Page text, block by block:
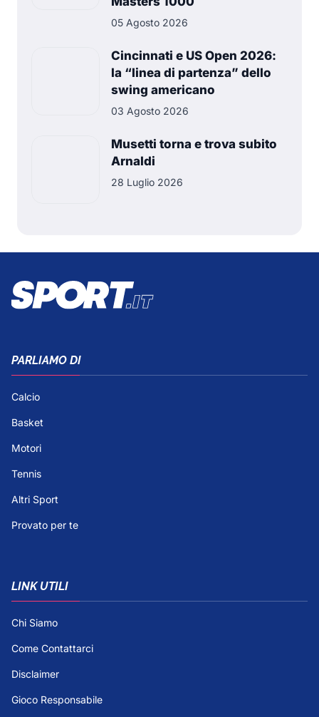
05 Agosto 2026
Cincinnati e US Open 2026:
la “linea di partenza” dello
swing americano
03 Agosto 2026
Musetti torna e trova subito
Arnaldi
28 Luglio 2026
PARLIAMO DI
Calcio
Basket
Motori
Tennis
Altri Sport
Provato per te
LINK UTILI
Chi Siamo
Come Contattarci
Disclaimer
Gioco Responsabile